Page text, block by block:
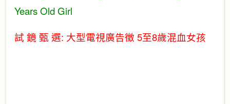
Years Old Girl
試 鏡 甄 選: 大型電視廣告徵 5至8歲混血女孩